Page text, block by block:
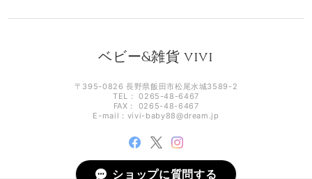
ベビー&雑貨 vivi
〒395-0826 長野県飯田市松尾水城3589-2
TEL： 0265-48-6467
FAX： 0265-48-6467
E-mail： vivi-baby88@dream.jp
ショップに質問する